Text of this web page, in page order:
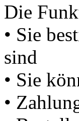
Die
• Sie
sind
• Sie
•